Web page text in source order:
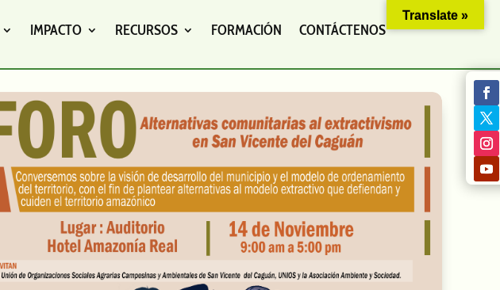
IMPACTO RECURSOS FORMACIÓN CONTÁCTENOS
Translate »